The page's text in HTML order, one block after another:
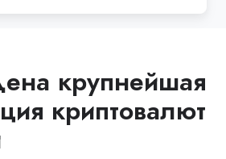
крупнейшая
криптовалют